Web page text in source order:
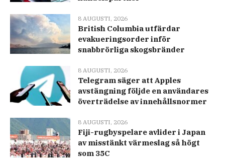
8 AUGUSTI, 2026
British Columbia utfärdar
evakueringsorder inför
snabbrörliga skogsbränder
8 AUGUSTI, 2026
Telegram säger att Apples
avstängning följde en användares
överträdelse av innehållsnormer
8 AUGUSTI, 2026
Fiji-rugbyspelare avlider i Japan
av misstänkt värmeslag så högt
som 35C